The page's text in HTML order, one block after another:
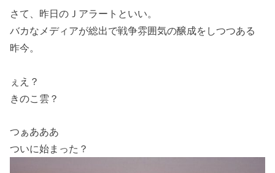
さて、昨日のＪアラートといい。
バカなメディアが総出で戦争雰囲気の醸成をしつつある
昨今。
ぇえ？
きのこ雲？
つぁあああ
ついに始まった？